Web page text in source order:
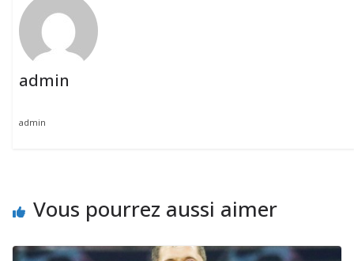
admin
admin
Vous pourrez aussi aimer